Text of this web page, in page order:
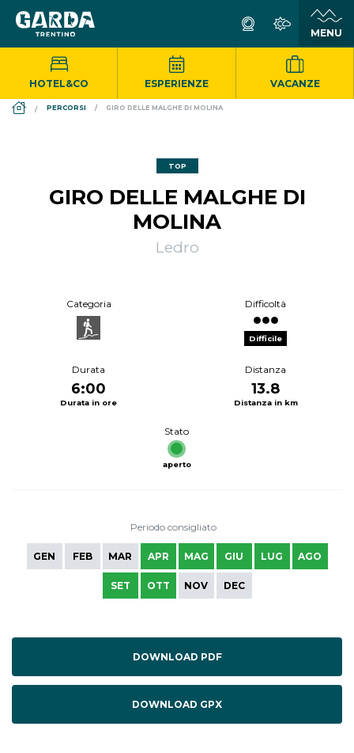
HOTEL&CO ESPERIENZE VACANZE
DS_BREADCRUMB.HOME
PERCORSI GIRO DELLE MALGHE DI MOLINA
TOP
GIRO DELLE MALGHE DI
MOLINA
Ledro
Categoria Difficoltà
Difficile
Durata
6:00
Durata in ore
Distanza
13.8
Distanza in km
Stato
aperto
Periodo consigliato
GEN FEB MAR APR MAG GIU LUG AGO
SET OTT NOV DEC
DOWNLOAD PDF
DOWNLOAD GPX